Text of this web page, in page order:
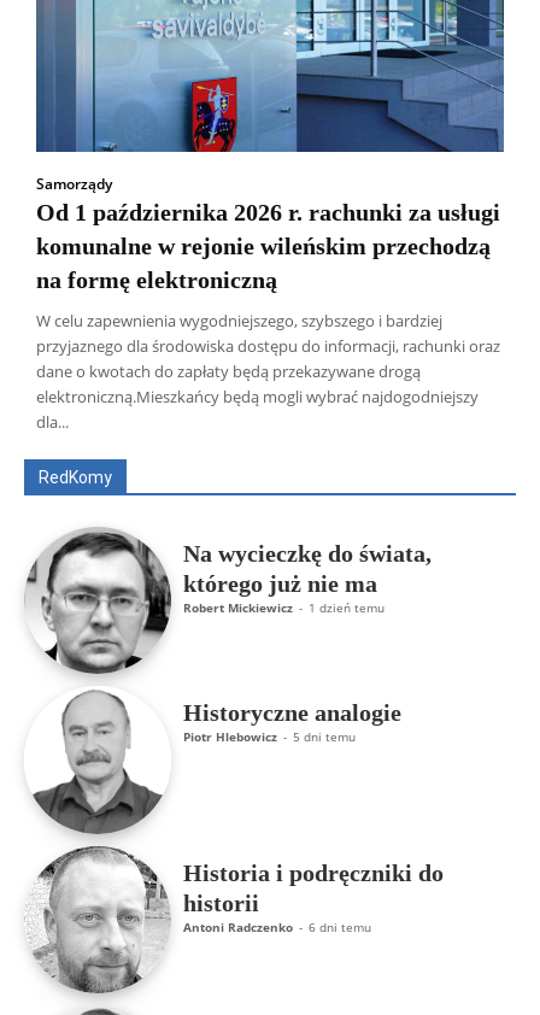
Samorządy
Od 1 października 2026 r. rachunki za usługi
komunalne w rejonie wileńskim przechodzą
na formę elektroniczną
W celu zapewnienia wygodniejszego, szybszego i bardziej
przyjaznego dla środowiska dostępu do informacji, rachunki oraz
dane o kwotach do zapłaty będą przekazywane drogą
elektroniczną.Mieszkańcy będą mogli wybrać najdogodniejszy
dla...
RedKomy
Wszyscy Aleksander Borowik
Antoni Radczenko
Artur Płokszto
Grzegorz Górny
Na wycieczkę do świata,
którego już nie ma
Robert Mickiewicz - 1 dzień temu
Historyczne analogie
Piotr Hlebowicz - 5 dni temu
Historia i podręczniki do
historii
Antoni Radczenko - 6 dni temu